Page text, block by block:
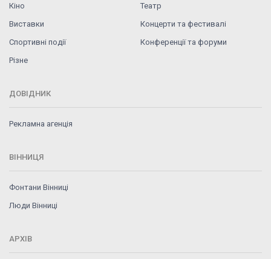
Кіно
Театр
Виставки
Концерти та фестивалі
Спортивні події
Конференції та форуми
Різне
ДОВІДНИК
Рекламна агенція
ВІННИЦЯ
Фонтани Вінниці
Люди Вінниці
АРХІВ